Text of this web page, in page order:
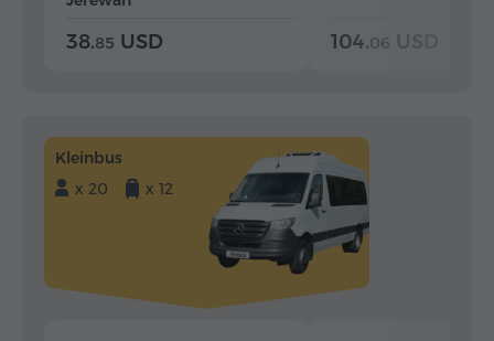
38.85 USD 104.06 USD
Kleinbus
x 20
x 12